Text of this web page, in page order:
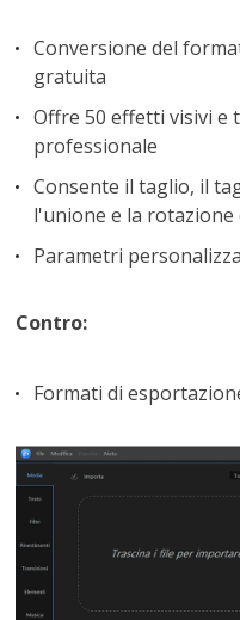
Conversione del
gratuita
Offre 50 effetti visivi e
professionale
Consente il taglio, il
l'unione e la rotazione
Parametri
Contro:
Formati di